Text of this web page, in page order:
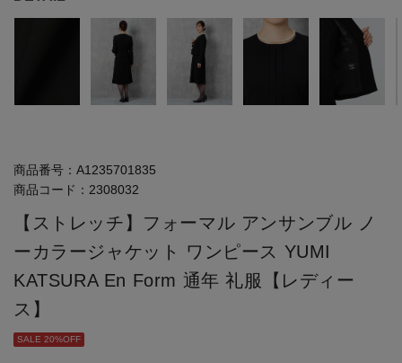
商品番号： A1235701835
商品コード： 2308032
【ストレッチ】フォーマル アンサンブル ノ
ーカラージャケット ワンピース YUMI
KATSURA En Form 通年 礼服【レディー
ス】
SALE 20%OFF